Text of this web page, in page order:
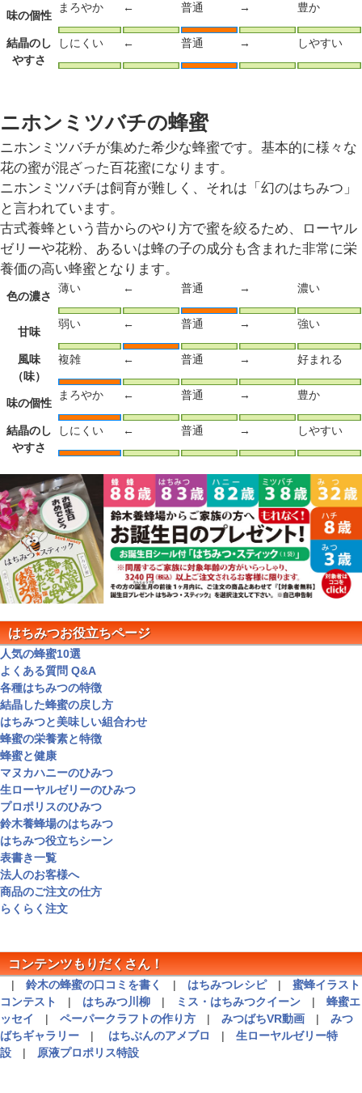
味の個性
まろやか ← 普通 → 豊か
結晶のし
やすさ
しにくい ← 普通 → しやすい
ニホンミツバチの蜂蜜
ニホンミツバチが集めた希少な蜂蜜です。基本的に様々な
花の蜜が混ざった百花蜜になります。
ニホンミツバチは飼育が難しく、それは「幻のはちみつ」
と言われています。
古式養蜂という昔からのやり方で蜜を絞るため、ローヤル
ゼリーや花粉、あるいは蜂の子の成分も含まれた非常に栄
養価の高い蜂蜜となります。
色の濃さ
薄い ← 普通 → 濃い
甘味
弱い ← 普通 → 強い
風味
（味）
複雑 ← 普通 → 好まれる
味の個性
まろやか ← 普通 → 豊か
結晶のし
やすさ
しにくい ← 普通 → しやすい
はちみつお役立ちページ
人気の蜂蜜10選
よくある質問 Q&A
各種はちみつの特徴
結晶した蜂蜜の戻し方
はちみつと美味しい組合わせ
蜂蜜の栄養素と特徴
蜂蜜と健康
マヌカハニーのひみつ
生ローヤルゼリーのひみつ
プロポリスのひみつ
鈴木養蜂場のはちみつ
はちみつ役立ちシーン
表書き一覧
法人のお客様へ
商品のご注文の仕方
らくらく注文
コンテンツもりだくさん！
| 鈴木の蜂蜜の口コミを書く | はちみつレシピ| 蜜蜂イラスト
コンテスト
| はちみつ川柳 | ミス・はちみつクイーン | 蜂蜜エ
ッセイ
| ペーパークラフトの作り方 | みつばちVR動画 | みつ
ばちギャラリー | はちぶんのアメブロ | 生ローヤルゼリー特
設 | 原液プロポリス特設